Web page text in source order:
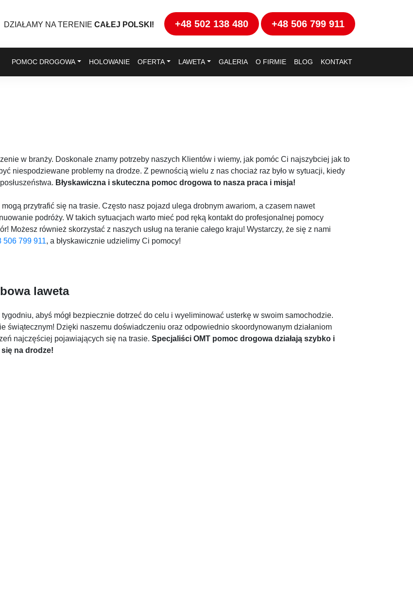
DZIAŁAMY NA TERENIE CAŁEJ POLSKI! +48 502 138 480 +48 506 799 911
POMOC DROGOWA HOLOWANIE OFERTA LAWETA GALERIA O FIRMIE BLOG KONTAKT
w branży. Doskonale znamy potrzeby naszych Klientów i wiemy, jak pomóc Ci najszybciej jak to
niespodziewane problemy na drodze. Z pewnością wielu z nas chociaż raz było w sytuacji, kiedy
Błyskawiczna i skuteczna pomoc drogowa to nasza praca i misja!
przytrafić się na trasie. Często nasz pojazd ulega drobnym awariom, a czasem nawet
podróży. W takich sytuacjach warto mieć pod ręką kontakt do profesjonalnej pomocy
Możesz również skorzystać z naszych usług na teranie całego kraju! Wystarczy, że się z nami
506 799 911, a błyskawicznie udzielimy Ci pomocy!
laweta
abyś mógł bezpiecznie dotrzeć do celu i wyeliminować usterkę w swoim samochodzie.
świątecznym! Dzięki naszemu doświadczeniu oraz odpowiednio skoordynowanym działaniom
najczęściej pojawiających się na trasie. Specjaliści OMT pomoc drogowa działają szybko i
na drodze!